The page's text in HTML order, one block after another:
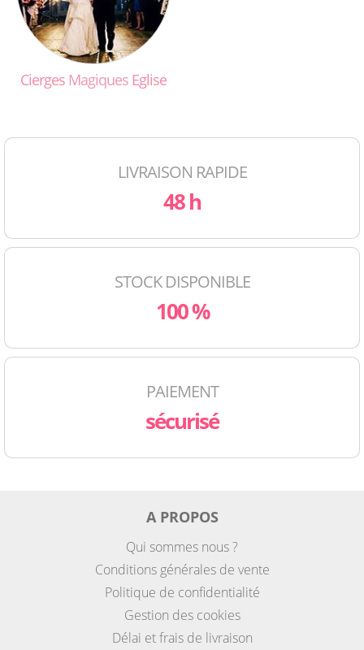
Cierges MagiquesEglise
LIVRAISON RAPIDE
48 h
STOCK DISPONIBLE
100 %
PAIEMENT
sécurisé
A PROPOS
Qui sommes nous ?
Conditions générales de vente
Politique de confidentialité
Gestion des cookies
Délai et frais de livraison